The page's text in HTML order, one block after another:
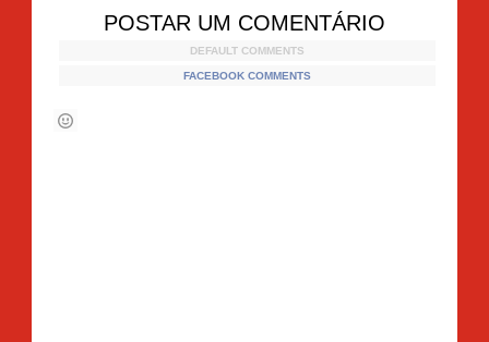
POSTAR UM COMENTÁRIO
DEFAULT COMMENTS
FACEBOOK COMMENTS